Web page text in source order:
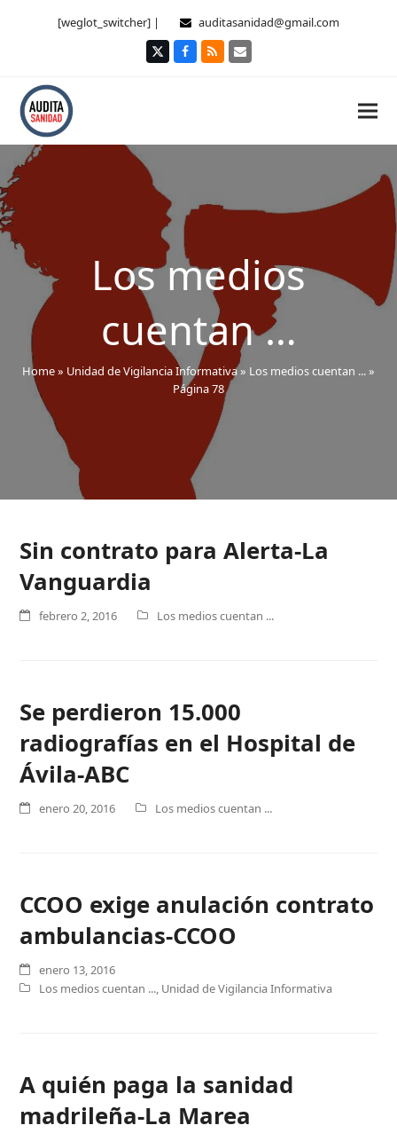
[weglot_switcher] | auditasanidad@gmail.com
TwitterFacebook
RSS Correo
Los medios
cuentan …
Home» Unidad de Vigilancia Informativa» Los medios cuentan ...»
Página 78
Sin contrato para Alerta-La
Vanguardia
febrero 2, 2016 Los medios cuentan ...
Se perdieron 15.000
radiografías en el Hospital de
Ávila-ABC
enero 20, 2016 Los medios cuentan ...
CCOO exige anulación contrato
ambulancias-CCOO
enero 13, 2016
Los medios cuentan ..., Unidad de Vigilancia Informativa
A quién paga la sanidad
madrileña-La Marea